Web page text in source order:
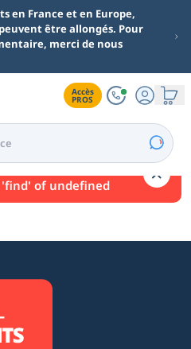
en France et en Europe,
être allongés. Pour
merci de nous
Accès
PROS
of undefined